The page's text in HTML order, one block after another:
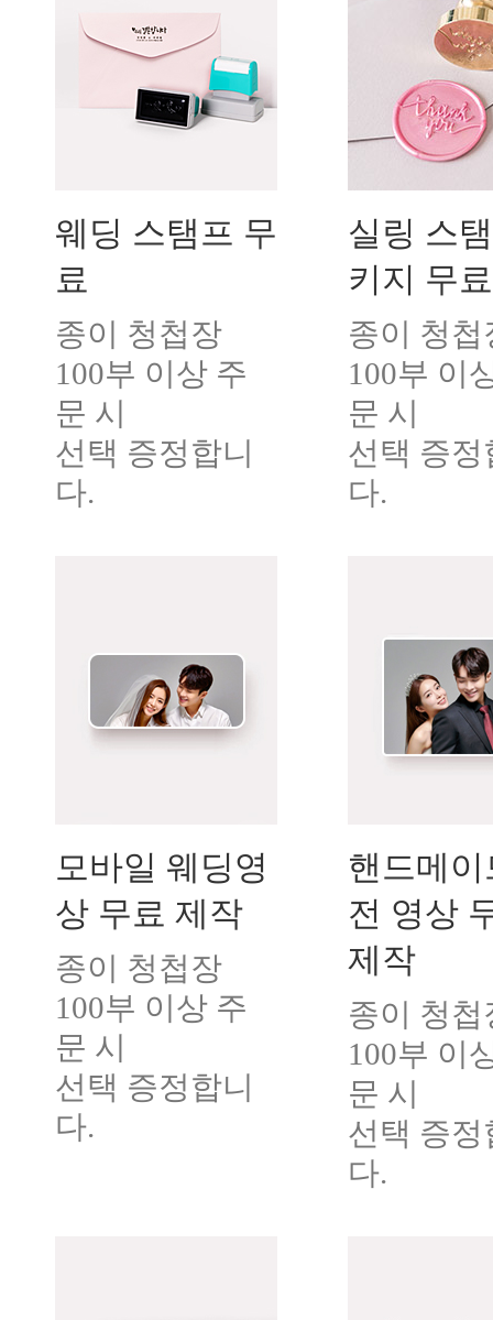
웨딩 스탬프 무
료
종이 청첩장
100부 이상 주
문 시
선택 증정합니
다.
실링 스
키지 무료
종이 청첩
100부 이
문 시
선택 증정
다.
모바일 웨딩영
상 무료 제작
종이 청첩장
100부 이상 주
문 시
선택 증정합니
다.
핸드메
전 영상
제작
종이 청첩
100부 이
문 시
선택 증정
다.